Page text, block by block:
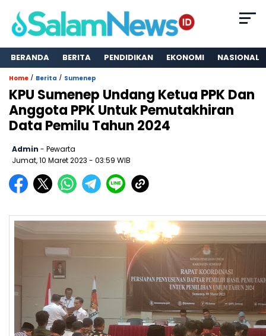
BERANDA BERITA PENDIDIKAN EKONOMI NASIONAL
Home / Berita / Sumenep
KPU Sumenep Undang Ketua PPK Dan
Anggota PPK Untuk Pemutakhiran
Data Pemilu Tahun 2024
Admin - Pewarta
Jumat, 10 Maret 2023 - 03:59 WIB